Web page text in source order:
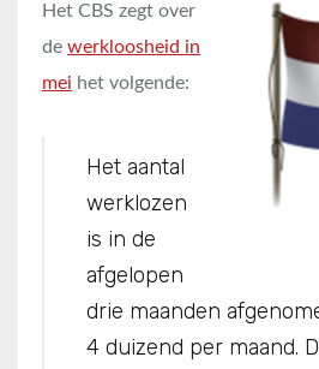
Het CBS zegt over
de werkloosheid in
mei het volgende:
Het aantal
werklozen
is in de
afgelopen
drie maanden
4 duizend per maand.